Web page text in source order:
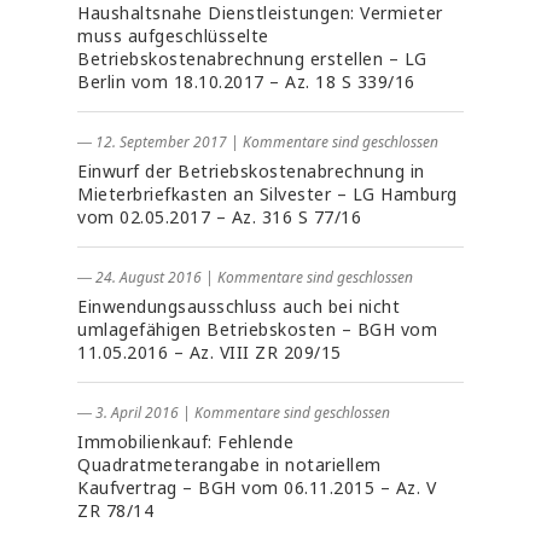
Haushaltsnahe Dienstleistungen: Vermieter
muss aufgeschlüsselte
Betriebskostenabrechnung erstellen – LG
Berlin vom 18.10.2017 – Az. 18 S 339/16
― 12. September 2017 | Kommentare sind geschlossen
Einwurf der Betriebskostenabrechnung in
Mieterbriefkasten an Silvester – LG Hamburg
vom 02.05.2017 – Az. 316 S 77/16
― 24. August 2016 | Kommentare sind geschlossen
Einwendungsausschluss auch bei nicht
umlagefähigen Betriebskosten – BGH vom
11.05.2016 – Az. VIII ZR 209/15
― 3. April 2016 | Kommentare sind geschlossen
Immobilienkauf: Fehlende
Quadratmeterangabe in notariellem
Kaufvertrag – BGH vom 06.11.2015 – Az. V
ZR 78/14